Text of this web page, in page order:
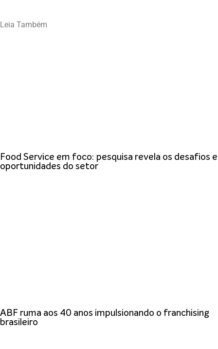
Leia Também
Food Service em foco: pesquisa revela os desafios e
oportunidades do setor
ABF ruma aos 40 anos impulsionando o franchising
brasileiro